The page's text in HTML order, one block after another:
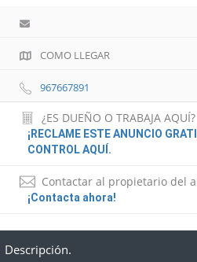
COMO LLEGAR
967667891
¿ES DUEÑO O TRABAJA AQUÍ?
¡RECLAME ESTE ANUNCIO
CONTROL AQUÍ.
Contactar al propietario del
¡Contacta ahora!
Descripción.